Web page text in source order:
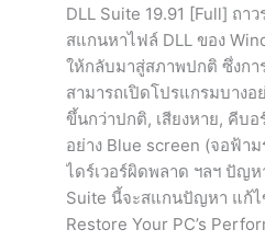
DLL Suite 19.91 [Full] ถา
สแกนหาไฟล์ DLL ของ
ให้กลับมาสู่สภาพปกติ ซึ่งกา
สามารถเปิดโปรแกรมบางอ
ขึ้นกว่าปกติ, เสียงหาย, คีบ
อย่าง Blue screen (จอฟ้า
ไดร์เวอร์ผิดพลาด ฯลฯ ปัญห
Suite นี้จะสแกนปัญหา แก้ไ
Restore Your PC’s